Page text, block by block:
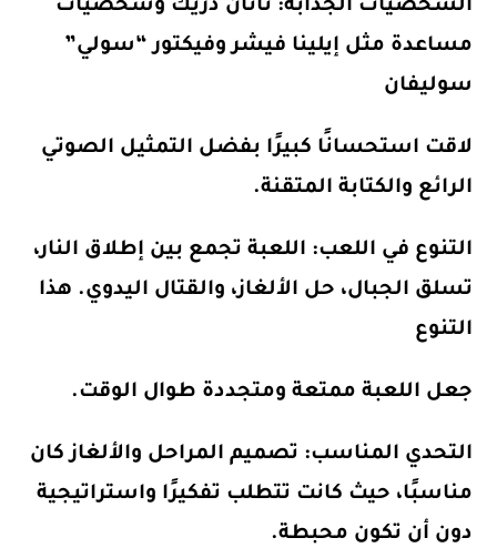
الشخصيات الجذابة: ناثان دريك وشخصيات
مساعدة مثل إيلينا فيشر وفيكتور “سولي”
سوليفان
لاقت استحسانًا كبيرًا بفضل التمثيل الصوتي
الرائع والكتابة المتقنة.
التنوع في اللعب: اللعبة تجمع بين إطلاق النار،
تسلق الجبال، حل الألغاز، والقتال اليدوي. هذا
التنوع
جعل اللعبة ممتعة ومتجددة طوال الوقت.
التحدي المناسب: تصميم المراحل والألغاز كان
مناسبًا، حيث كانت تتطلب تفكيرًا واستراتيجية
دون أن تكون محبطة.